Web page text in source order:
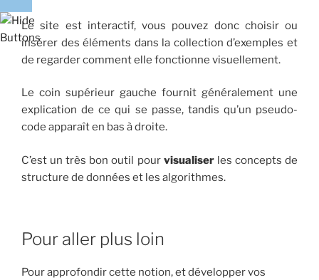
Le site est interactif, vous pouvez donc choisir ou
insérer des éléments dans la collection d’exemples et
de regarder comment elle fonctionne visuellement.
Le coin supérieur gauche fournit généralement une
explication de ce qui se passe, tandis qu’un pseudo-
code apparaît en bas à droite.
C’est un très bon outil pour visualiserles concepts de
structure de données et les algorithmes.
Pour aller plus loin
Pour approfondir cette notion, et développer vos